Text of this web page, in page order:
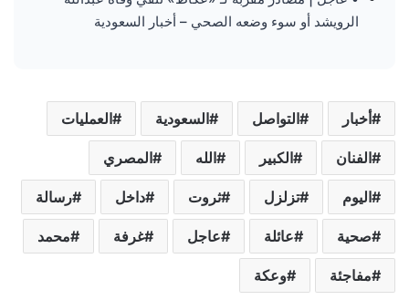
الرويشد أو سوء وضعه الصحي – أخبار السعودية
أخبار التواصل السعودية العمليات
الفنان الكبير الله المصري
اليوم تزلزل ثروت داخل رسالة
صحية عائلة عاجل غرفة محمد
مفاجئة وعكة